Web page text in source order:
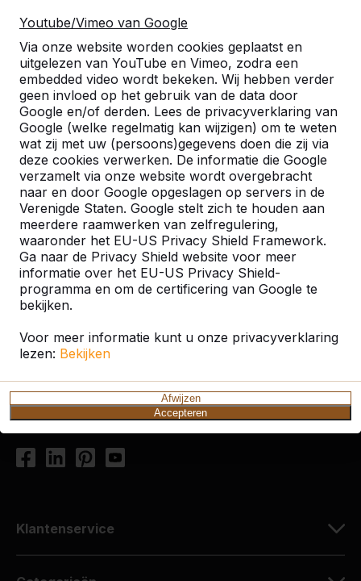
Youtube/Vimeo van Google
Via onze website worden cookies geplaatst en
uitgelezen van YouTube en Vimeo, zodra een
embedded video wordt bekeken. Wij hebben verder
geen invloed op het gebruik van de data door
Google en/of derden. Lees de privacyverklaring van
Google (welke regelmatig kan wijzigen) om te weten
wat zij met uw (persoons)gegevens doen die zij via
deze cookies verwerken. De informatie die Google
verzamelt via onze website wordt overgebracht
naar en door Google opgeslagen op servers in de
Verenigde Staten. Google stelt zich te houden aan
meerdere raamwerken van zelfregulering,
waaronder het EU-US Privacy Shield Framework.
Ga naar de Privacy Shield website voor meer
informatie over het EU-US Privacy Shield-
programma en om de certificering van Google te
bekijken.
Voor meer informatie kunt u onze privacyverklaring
lezen: Bekijken
Afwijzen
Accepteren
Zie ook
Benningbroek Blokker Hoorn
Hoorn
n.h.
Midwoud
Contact
HeBlad Nederland
5527 LC Hapert
Nederland
+31 (0)497 - 36.08.08
info@HeBlad.com
Klantenservice